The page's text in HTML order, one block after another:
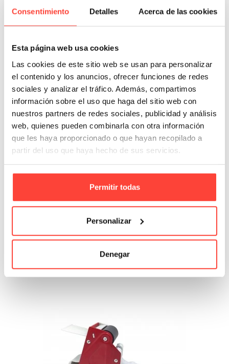
Consentimiento Detalles Acerca de las cookies
Esta página web usa cookies
Las cookies de este sitio web se usan para personalizar
el contenido y los anuncios, ofrecer funciones de redes
sociales y analizar el tráfico. Además, compartimos
información sobre el uso que haga del sitio web con
nuestros partners de redes sociales, publicidad y análisis
web, quienes pueden combinarla con otra información
que les haya proporcionado o que hayan recopilado a
partir del uso que haya hecho de sus servicios.
Permitir todas
Personalizar
Denegar
Fuera de stock
Pack de 25 ángulos de protección
grande
Referencia: APG
6,29 €
Ver Más